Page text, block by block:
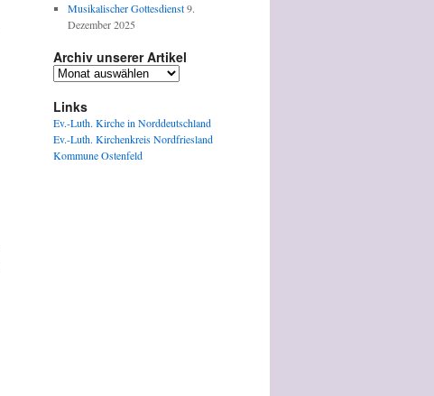
Musikalischer Gottesdienst 9.
Dezember 2025
Archiv unserer Artikel
Archiv
Artikel
Links
Ev.-Luth. Kirche in Norddeutschland
Ev.-Luth. Kirchenkreis Nordfriesland
Kommune Ostenfeld